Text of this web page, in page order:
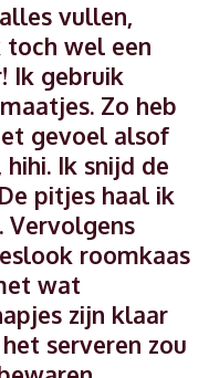
vullen,
wel een
Ik gebruik
Zo heb
gevoel alsof
Ik snijd de
pitjes haal ik
Vervolgens
roomkaas
wat
zijn klaar
serveren zou